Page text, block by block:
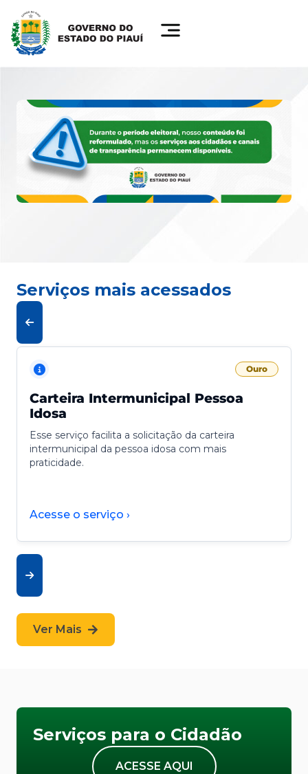
Serviços mais acessados
Ouro
Carteira Intermunicipal Pessoa
Idosa
Esse serviço facilita a solicitação da carteira
intermunicipal da pessoa idosa com mais
praticidade.
Acesse o serviço ›
Ver Mais
Serviços para o Cidadão
ACESSE AQUI